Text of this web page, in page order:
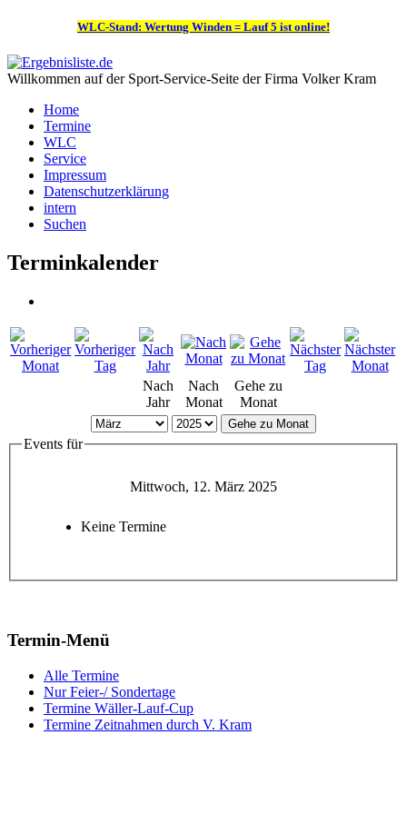
WLC-Stand: Wertung Winden = Lauf 5 ist online!
Willkommen auf der Sport-Service-Seite der Firma Volker Kram
Home
Termine
WLC
Service
Impressum
Datenschutzerklärung
intern
Suchen
Terminkalender
Nach
Jahr
Nach
Monat
Gehe zu
Monat
Gehe zu Monat
Events für
Mittwoch, 12. März 2025
Keine Termine
Termin-Menü
Alle Termine
Nur Feier-/ Sondertage
Termine Wäller-Lauf-Cup
Termine Zeitnahmen durch V. Kram